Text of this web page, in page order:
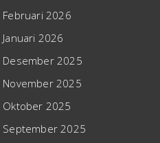
Februari 2026
Januari 2026
Desember 2025
November 2025
Oktober 2025
September 2025